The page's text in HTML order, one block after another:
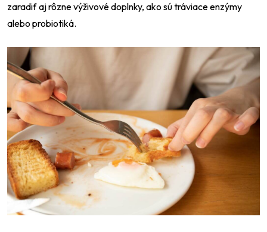
zaradiť aj rôzne výživové doplnky, ako sú tráviace enzýmy
alebo probiotiká.